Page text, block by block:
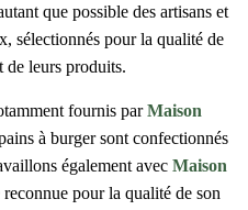
que possible des artisans et
sélectionnés pour la qualité de
de leurs produits.
fournis parMaison
à burger sont confectionnés
également avec Maison
pour la qualité de son